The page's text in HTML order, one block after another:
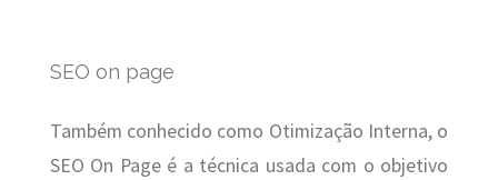
SEO on page
Também conhecido como Otimização Interna, o
SEO On Page é a técnica usada com o objetivo